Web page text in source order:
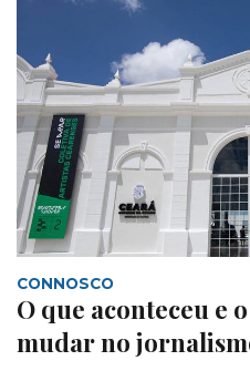
CONNOSCO
O que aconteceu e
mudar no